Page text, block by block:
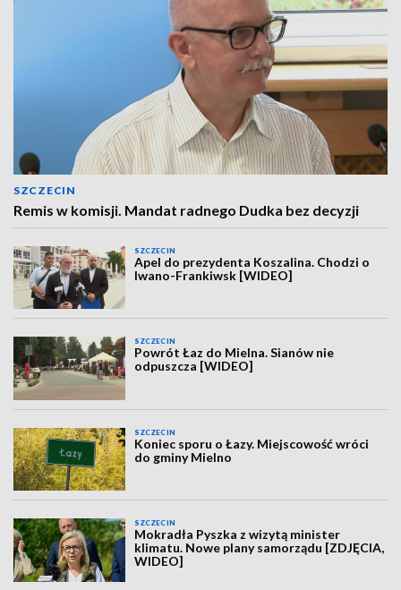
SZCZECIN
Remis w komisji. Mandat radnego Dudka bez decyzji
SZCZECIN
Apel do prezydenta Koszalina. Chodzi o
Iwano-Frankiwsk [WIDEO]
SZCZECIN
Powrót Łaz do Mielna. Sianów nie
odpuszcza [WIDEO]
SZCZECIN
Koniec sporu o Łazy. Miejscowość wróci
do gminy Mielno
SZCZECIN
Mokradła Pyszka z wizytą minister
klimatu. Nowe plany samorządu [ZDJĘCIA,
WIDEO]